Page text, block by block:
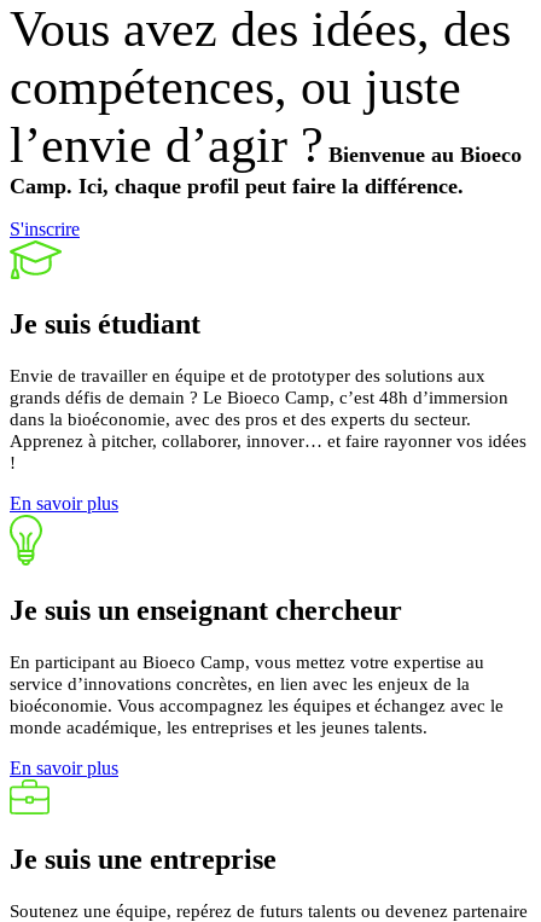
Vous avez des idées, des
compétences, ou juste
l’envie d’agir ? Bienvenue au Bioeco
Camp. Ici, chaque profil peut faire la différence.
S'inscrire
Je suis étudiant
Envie de travailler en équipe et de prototyper des solutions aux
grands défis de demain ? Le Bioeco Camp, c’est 48h d’immersion
dans la bioéconomie, avec des pros et des experts du secteur.
Apprenez à pitcher, collaborer, innover… et faire rayonner vos idées
!
En savoir plus
Je suis un enseignant chercheur
En participant au Bioeco Camp, vous mettez votre expertise au
service d’innovations concrètes, en lien avec les enjeux de la
bioéconomie. Vous accompagnez les équipes et échangez avec le
monde académique, les entreprises et les jeunes talents.
En savoir plus
Je suis une entreprise
Soutenez une équipe, repérez de futurs talents ou devenez partenaire